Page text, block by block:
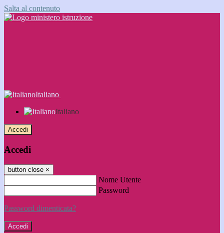
Salta al contenuto
Italiano
Italiano
Accedi
Accedi
button close ×
Nome Utente
Password
Password dimenticata?